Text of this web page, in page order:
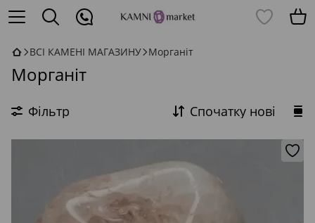
ВСІ КАМЕНІ МАГАЗИНУ Морганіт
Морганіт
Фільтр Спочатку нові